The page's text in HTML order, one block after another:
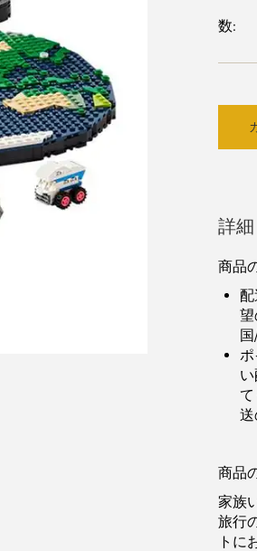
数:
詳細
商品
送
商品
家族
旅行
トに